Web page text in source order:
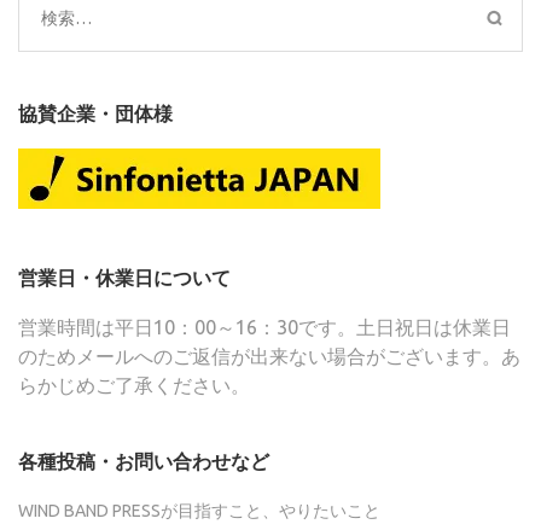
検
索:
協賛企業・団体様
営業日・休業日について
営業時間は平日10：00～16：30です。土日祝日は休業日
のためメールへのご返信が出来ない場合がございます。あ
らかじめご了承ください。
各種投稿・お問い合わせなど
WIND BAND PRESSが目指すこと、やりたいこと